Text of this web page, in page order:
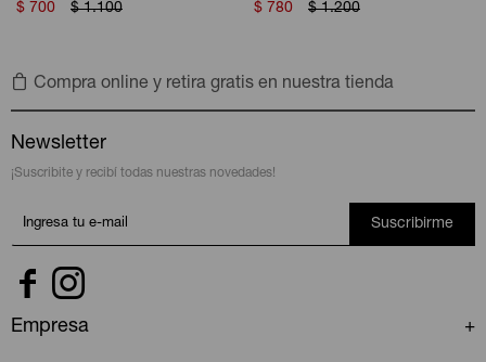
$ 700 $ 1.100
$ 780 $ 1.200
Compra online y retira gratis en nuestra tienda
Newsletter
¡Suscribite y recibí todas nuestras novedades!
Suscribirme
 
Empresa